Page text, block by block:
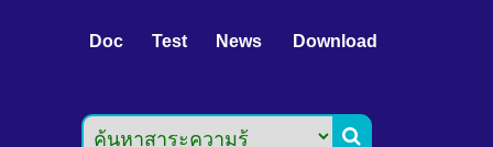
Doc Test News Download
